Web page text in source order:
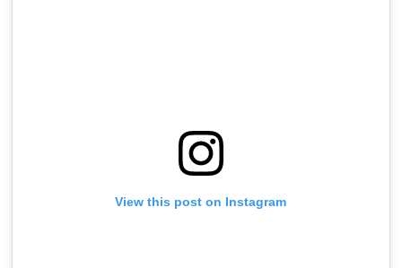
View this post on Instagram